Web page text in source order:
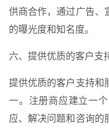
供商合作，通过广告、
的曝光度和知名度。
六、提供优质的客户支
提供优质的客户支持和
一。注册商应建立一
应、解决问题和咨询的